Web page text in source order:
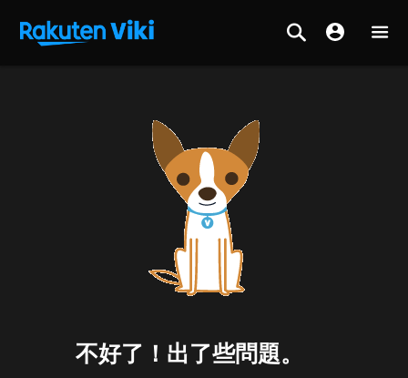
不好了！出了些問題。